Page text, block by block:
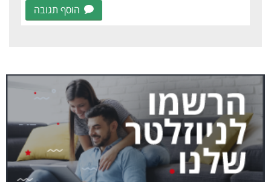
הוסף תגובה